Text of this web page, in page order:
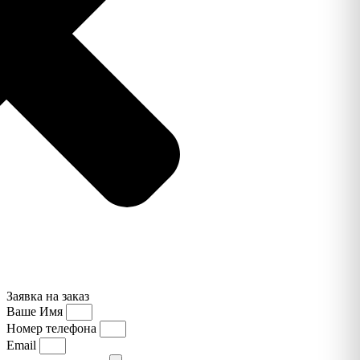
Заявка на заказ
Ваше Имя
Номер телефона
Email